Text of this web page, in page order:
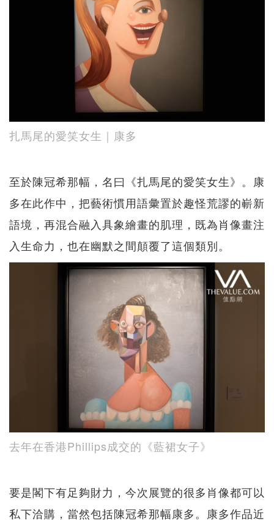
扎馬尾的愛笑女生｜康多
至於陳冠希那幅，名曰《扎馬尾的愛笑女生》。康
多在此作中，把藝術慣用語彙置於趣怪荒謬的嶄新
語境，再混合融入具象繪畫的肌理，既為肖像畫注
入生命力，也在幽默之間顛覆了這個類別。
去年在香港Phillips成交的《藍裙女子》
要是閣下有足夠財力，今次展覽的很多肖像都可以
私下洽購，當然包括陳冠希那幅康多。康多作品近